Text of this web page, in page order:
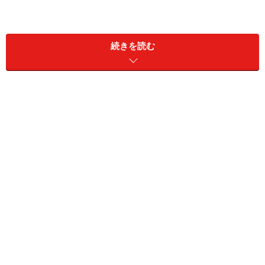
続きを読む